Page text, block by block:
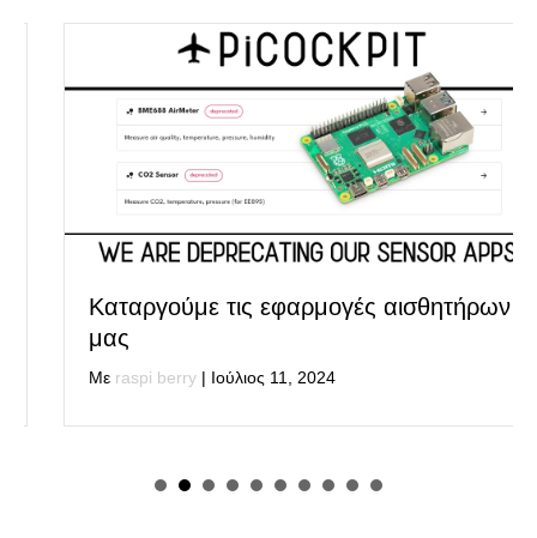
Καταργούμε τις εφαρμογές αισθητήρων
raspi berry |Ιούλιος 11, 2024